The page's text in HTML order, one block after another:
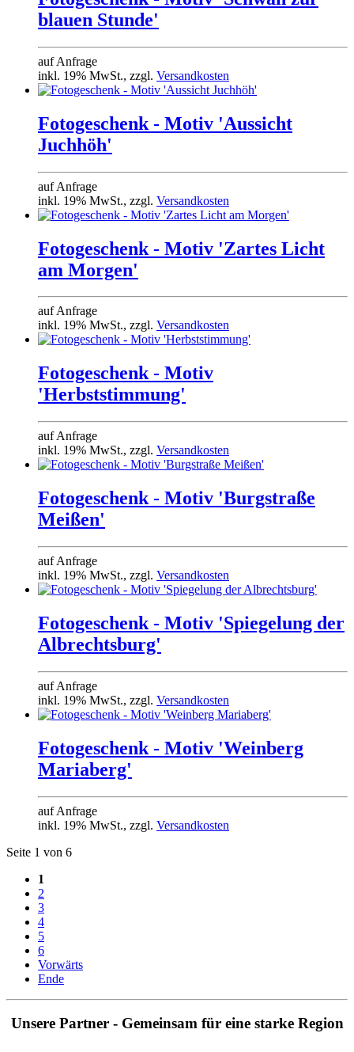
blauen Stunde'
auf Anfrage
inkl. 19% MwSt., zzgl. Versandkosten
Fotogeschenk - Motiv 'Aussicht
Juchhöh'
auf Anfrage
inkl. 19% MwSt., zzgl. Versandkosten
Fotogeschenk - Motiv 'Zartes Licht
am Morgen'
auf Anfrage
inkl. 19% MwSt., zzgl. Versandkosten
Fotogeschenk - Motiv
'Herbststimmung'
auf Anfrage
inkl. 19% MwSt., zzgl. Versandkosten
Fotogeschenk - Motiv 'Burgstraße
Meißen'
auf Anfrage
inkl. 19% MwSt., zzgl. Versandkosten
Fotogeschenk - Motiv 'Spiegelung der
Albrechtsburg'
auf Anfrage
inkl. 19% MwSt., zzgl. Versandkosten
Fotogeschenk - Motiv 'Weinberg
Mariaberg'
auf Anfrage
inkl. 19% MwSt., zzgl. Versandkosten
Seite 1 von 6
1
2
3
4
5
6
Vorwärts
Ende
Unsere Partner - Gemeinsam für eine starke Region